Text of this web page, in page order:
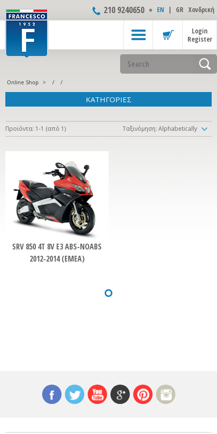
210 9240650 ΕΝ | GR Χονδρική
Login
Register
Online Shop > / /
ΚΑΤΗΓΟΡΙΕΣ
Προϊόντα: 1-1 (από 1) Ταξινόμηση: Alphabetically
SRV 850 4T 8V E3 ABS-NOABS
2012-2014 (EMEA)